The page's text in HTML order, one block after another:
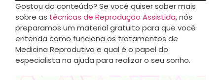
Gostou do conteúdo? Se você quiser saber mais
sobre as técnicas de Reprodução Assistida, nós
preparamos um material gratuito para que você
entenda como funciona os tratamentos de
Medicina Reprodutiva e qual é o papel do
especialista na ajuda para realizar o seu sonho.